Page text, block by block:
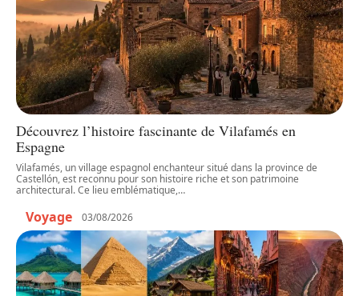
Découvrez l’histoire fascinante de Vilafamés en
Espagne
Vilafamés, un village espagnol enchanteur situé dans la province de
Castellón, est reconnu pour son histoire riche et son patrimoine
architectural. Ce lieu emblématique,…
Voyage 03/08/2026